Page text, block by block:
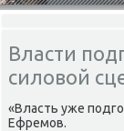
Власти
силовой
«Власть уже
Ефремοв.